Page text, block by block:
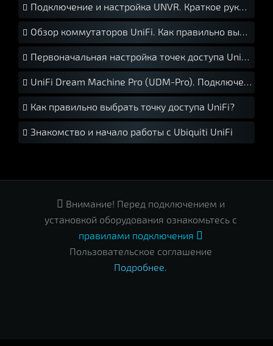
Подключение и настройка UNVR. Краткое руководство.
Обзор коммутаторов UniFi. Как правильно выбрать свитч UniFi?
Первоначальная настройка точек доступа UniFi. Краткое руководство.
UniFi Dream Machine Pro (UDM-Pro). Подключение и установка.
Как правильно выбрать точку доступа UniFi?
Знакомство и начало работы с Ubiquiti UniFi
 Внимание! Перед подключением и
установкой оборудования ознакомьтесь с
правилами подключения 
Пользовательское соглашение
Подробнее.